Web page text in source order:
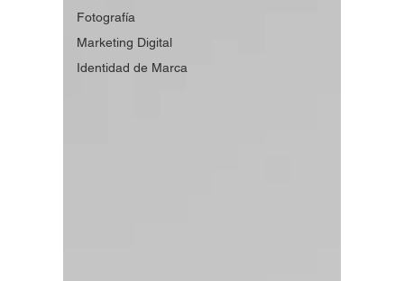
Fotografía
Marketing Digital
Identidad de Marca